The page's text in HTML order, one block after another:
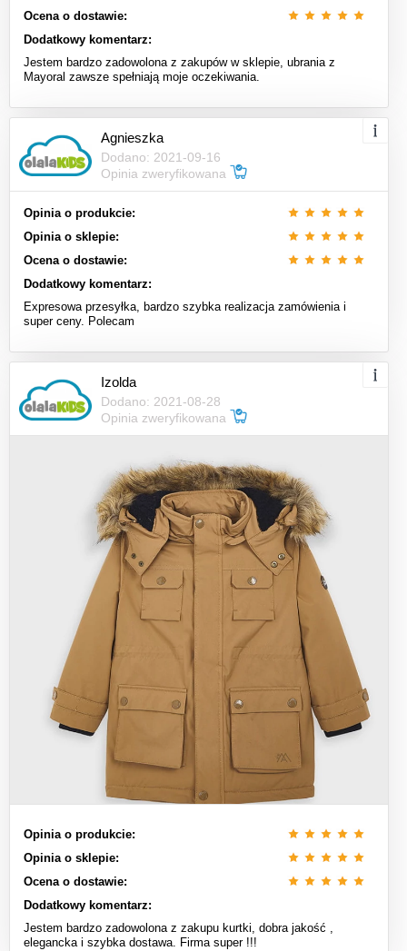
Ocena o dostawie:
Dodatkowy komentarz:
Jestem bardzo zadowolona z zakupów w sklepie, ubrania z
Mayoral zawsze spełniają moje oczekiwania.
Agnieszka
Dodano: 2021-09-16
Opinia zweryfikowana
Opinia o produkcie:
Opinia o sklepie:
Ocena o dostawie:
Dodatkowy komentarz:
Expresowa przesyłka, bardzo szybka realizacja zamówienia i
super ceny. Polecam
Izolda
Dodano: 2021-08-28
Opinia zweryfikowana
Opinia o produkcie:
Opinia o sklepie:
Ocena o dostawie:
Dodatkowy komentarz:
Jestem bardzo zadowolona z zakupu kurtki, dobra jakość ,
elegancka i szybka dostawa. Firma super !!!